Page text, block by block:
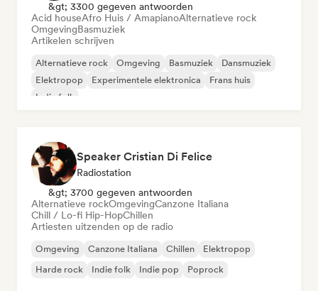
&gt; 3300 gegeven antwoorden
Acid houseAfro Huis / AmapianoAlternatieve rock
OmgevingBasmuziek
Artikelen schrijven
Alternatieve rock Omgeving Basmuziek
Dansmuziek
Elektropop
Experimentele elektronica
Frans huis
Indie folk
Speaker Cristian Di Felice
Radiostation
&gt; 3700 gegeven antwoorden
Alternatieve rockOmgevingCanzone Italiana
Chill / Lo-fi Hip-HopChillen
Artiesten uitzenden op de radio
Omgeving Canzone Italiana Chillen
Elektropop
Harde rock
Indie folk Indie pop Poprock